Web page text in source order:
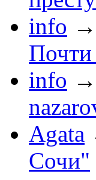
info →
Почти
info →
Agata
Сочи"